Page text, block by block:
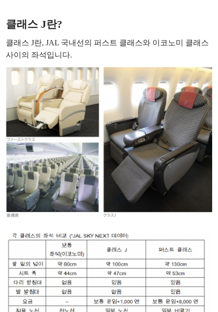
클래스 J란?
클래스 J란, JAL 국내선의 퍼스트 클래스와 이코노미 클래스
사이의 좌석입니다.